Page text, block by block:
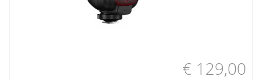
€ 129,00